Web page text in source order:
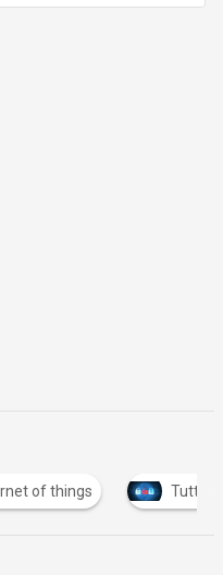
Tutto su Cyber Security